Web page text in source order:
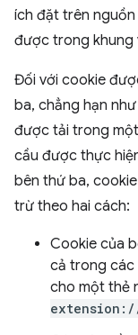
ích đặt trên
được trong khung
Đối với cookie
ba, chẳng hạn
được tải trong
cầu được thực
bên thứ ba,
trừ theo hai cách:
Cookie của
cả trong các
cho một thẻ